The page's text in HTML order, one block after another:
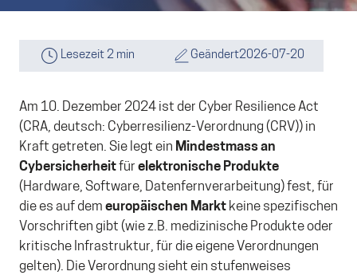
Lesezeit 2 min Geändert2026-07-20
Am 10. Dezember 2024 ist der Cyber Resilience Act
(CRA, deutsch: Cyberresilienz-Verordnung (CRV)) in
Kraft getreten. Sie legt ein Mindestmass an
Cybersicherheitfür elektronische Produkte
(Hardware, Software, Datenfernverarbeitung) fest, für
die es auf dem europäischen Markt keine spezifischen
Vorschriften gibt (wie z.B. medizinische Produkte oder
kritische Infrastruktur, für die eigene Verordnungen
gelten). Die Verordnung sieht ein stufenweises